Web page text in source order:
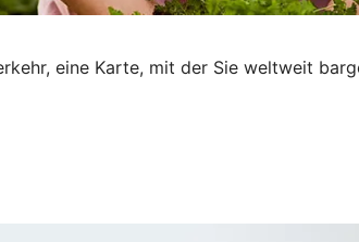
eine Karte, mit der Sie weltweit